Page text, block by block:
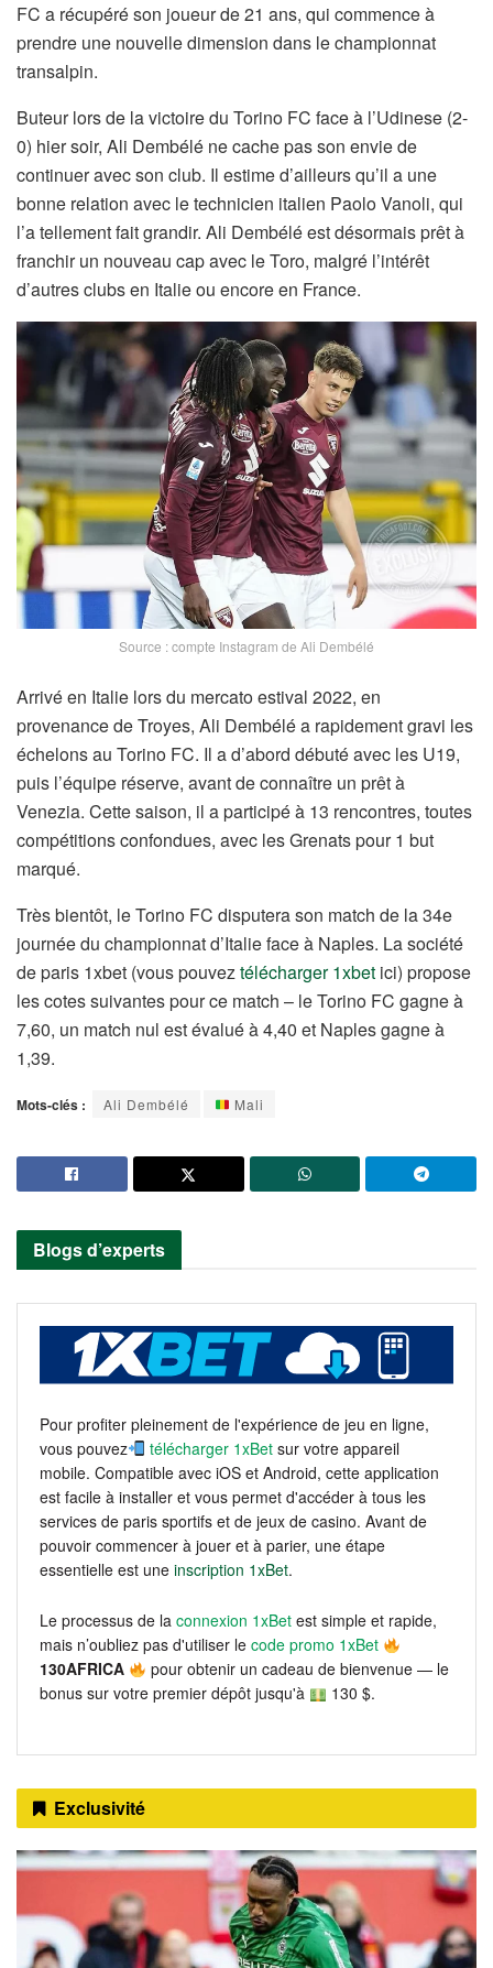
FC a récupéré son joueur de 21 ans, qui commence à
prendre une nouvelle dimension dans le championnat
transalpin.
Buteur lors de la victoire du Torino FC face à l’Udinese (2-
0) hier soir, Ali Dembélé ne cache pas son envie de
continuer avec son club. Il estime d’ailleurs qu’il a une
bonne relation avec le technicien italien Paolo Vanoli, qui
l’a tellement fait grandir. Ali Dembélé est désormais prêt à
franchir un nouveau cap avec le Toro, malgré l’intérêt
d’autres clubs en Italie ou encore en France.
Source : compte Instagram de Ali Dembélé
Arrivé en Italie lors du mercato estival 2022, en
provenance de Troyes, Ali Dembélé a rapidement gravi les
échelons au Torino FC. Il a d’abord débuté avec les U19,
puis l’équipe réserve, avant de connaître un prêt à
Venezia. Cette saison, il a participé à 13 rencontres, toutes
compétitions confondues, avec les Grenats pour 1 but
marqué.
Très bientôt, le Torino FC disputera son match de la 34e
journée du championnat d’Italie face à Naples. La société
de paris 1xbet (vous pouveztélécharger 1xbet ici) propose
les cotes suivantes pour ce match – le Torino FC gagne à
7,60, un match nul est évalué à 4,40 et Naples gagne à
1,39.
Mots-clés : Ali Dembélé Mali
Blogs d’experts
Pour profiter pleinement de l'expérience de jeu en ligne,
vous pouvez
télécharger 1xBet sur votre appareil
mobile. Compatible avec iOS et Android, cette application
est facile à installer et vous permet d'accéder à tous les
services de paris sportifs et de jeux de casino. Avant de
pouvoir commencer à jouer et à parier, une étape
essentielle est une inscription 1xBet.
Le processus de la connexion 1xBet est simple et rapide,
mais n’oubliez pas d'utiliser le code promo 1xBet
130AFRICA
pour obtenir un cadeau de bienvenue — le
bonus sur votre premier dépôt jusqu'à
130 $.
Exclusivité